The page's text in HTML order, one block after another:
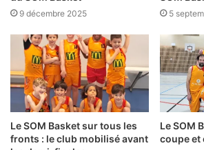
9 décembre 2025 5
Le SOM Basket sur tous les
fronts : le club mobilisé avant
Le SOM
coupe et